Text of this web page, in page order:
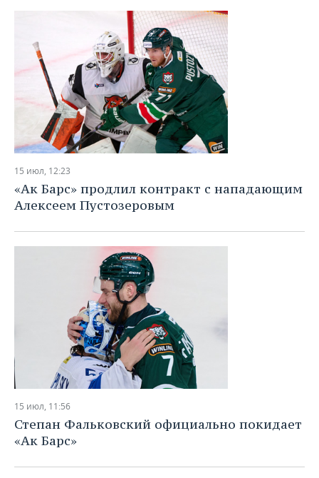
15 июл, 12:23
«Ак Барс» продлил контракт с нападающим
Алексеем Пустозеровым
15 июл, 11:56
Степан Фальковский официально покидает
«Ак Барс»